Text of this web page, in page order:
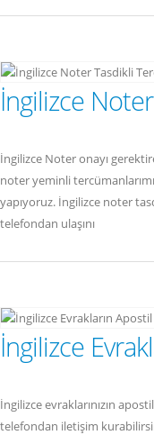
İngilizce
İngilizce Noter onayı
noter yeminli
yapıyoruz. İngilizce noter
telefondan ulaşını
İngilizce
İngilizce evraklarınızın
telefondan iletişim